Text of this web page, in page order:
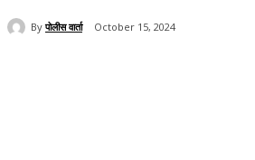
By पोलीस वार्ता October 15, 2024